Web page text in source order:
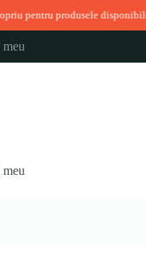
disponibile imediat ◆